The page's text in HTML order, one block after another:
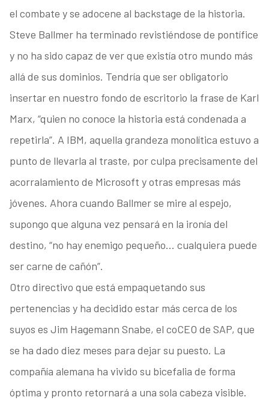
el combate y se adocene al backstage de la historia.
Steve Ballmer ha terminado revistiéndose de pontífice
y no ha sido capaz de ver que existía otro mundo más
allá de sus dominios. Tendría que ser obligatorio
insertar en nuestro fondo de escritorio la frase de Karl
Marx, “quien no conoce la historia está condenada a
repetirla”. A IBM, aquella grandeza monolítica estuvo a
punto de llevarla al traste, por culpa precisamente del
acorralamiento de Microsoft y otras empresas más
jóvenes. Ahora cuando Ballmer se mire al espejo,
supongo que alguna vez pensará en la ironía del
destino, “no hay enemigo pequeño… cualquiera puede
ser carne de cañón”.
Otro directivo que está empaquetando sus
pertenencias y ha decidido estar más cerca de los
suyos es Jim Hagemann Snabe, el coCEO de SAP, que
se ha dado diez meses para dejar su puesto. La
compañía alemana ha vivido su bicefalia de forma
óptima y pronto retornará a una sola cabeza visible.